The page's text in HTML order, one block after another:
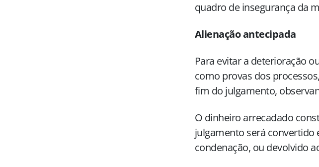
quadro de insegurança da
Alienação antecipada
Para evitar a deterioração
como provas dos
fim do julgamento,
O dinheiro arrecadado
julgamento será convertido
condenação, ou devolvido